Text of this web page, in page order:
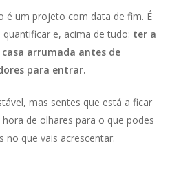
é um projeto com data de fim. É
e, acima de tudo: ter a
arrumada antes de
para entrar.
mas sentes que está a ficar
de olhares para o que podes
no que vais acrescentar.